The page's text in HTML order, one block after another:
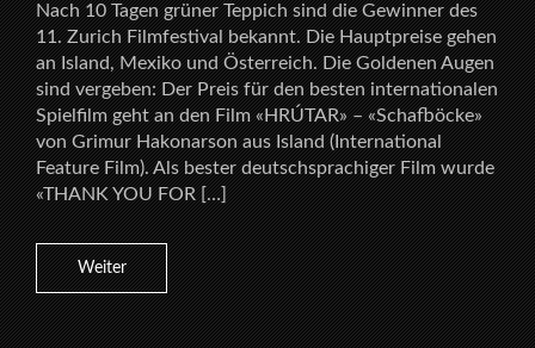
Nach 10 Tagen grüner Teppich sind die Gewinner des
11. Zurich Filmfestival bekannt. Die Hauptpreise gehen
an Island, Mexiko und Österreich. Die Goldenen Augen
sind vergeben: Der Preis für den besten internationalen
Spielfilm geht an den Film «HRÚTAR» – «Schafböcke»
von Grimur Hakonarson aus Island (International
Feature Film). Als bester deutschsprachiger Film wurde
«THANK YOU FOR […]
Weiter